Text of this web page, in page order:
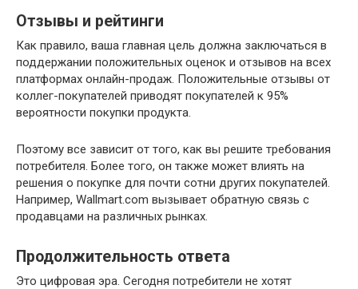
Отзывы и рейтинги
Как правило, ваша главная цель должна заключаться в
поддержании положительных оценок и отзывов на всех
платформах онлайн-продаж. Положительные отзывы от
коллег-покупателей приводят покупателей к 95%
вероятности покупки продукта.
Поэтому все зависит от того, как вы решите требования
потребителя. Более того, он также может влиять на
решения о покупке для почти сотни других покупателей.
Например, Wallmart.com вызывает обратную связь с
продавцами на различных рынках.
Продолжительность ответа
Это цифровая эра. Сегодня потребители не хотят